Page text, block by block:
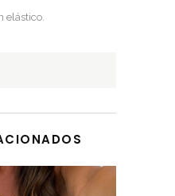
elástico.
Este producto tiene múltiples variantes. Las opciones se pueden elegir en la página de producto